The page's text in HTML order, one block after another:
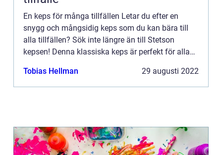
En keps för många tillfällen Letar du efter en
snygg och mångsidig keps som du kan bära till
alla tillfällen? Sök inte längre än till Stetson
kepsen! Denna klassiska keps är perfekt för alla
sofistike...
Tobias Hellman 29 augusti 2022